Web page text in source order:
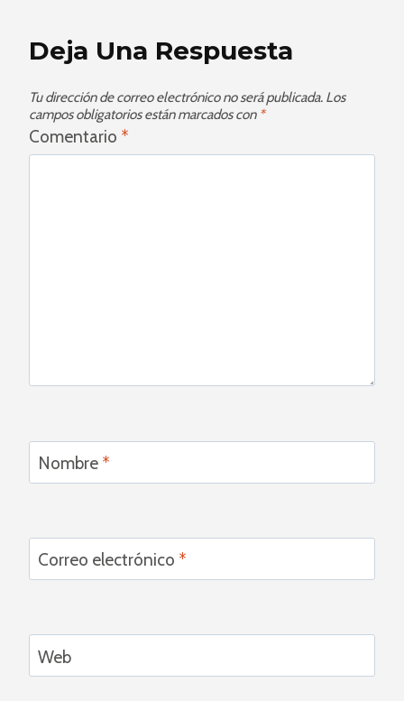
Deja Una Respuesta
Tu dirección de correo electrónico no será publicada. Los
campos obligatorios están marcados con *
Comentario *
Nombre *
Correo electrónico *
Web